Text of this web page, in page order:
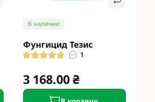
В наличии
Фунгицид Тезис
1
3 168.00 ₴